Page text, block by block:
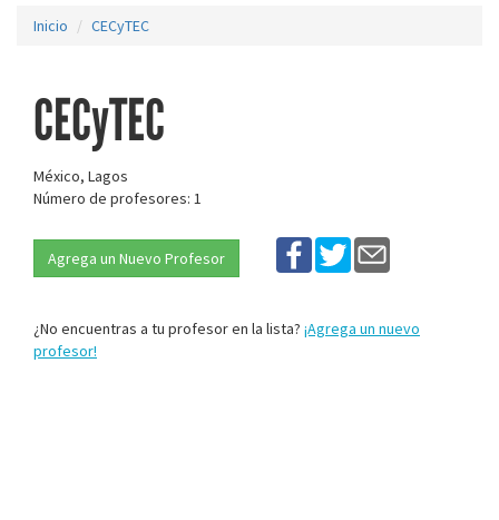
Inicio CECyTEC
CECyTEC
México, Lagos
Número de profesores: 1
Agrega un Nuevo Profesor
¿No encuentras a tu profesor en la lista? ¡Agrega un nuevo
profesor!